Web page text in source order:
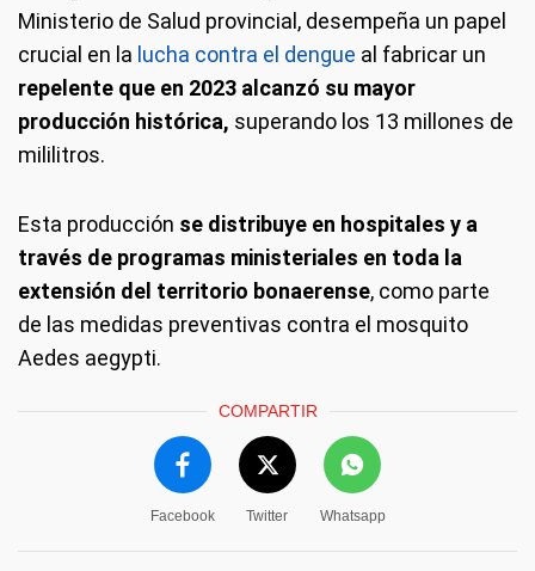
Ministerio de Salud provincial, desempeña un papel
crucial en la lucha contra el dengue al fabricar un
repelente que en 2023 alcanzó su mayor
producción histórica, superando los 13 millones de
mililitros.
Esta producción se distribuye en hospitales y a
través de programas ministeriales en toda la
extensión del territorio bonaerense, como parte
de las medidas preventivas contra el mosquito
Aedes aegypti.
COMPARTIR
Facebook Twitter Whatsapp